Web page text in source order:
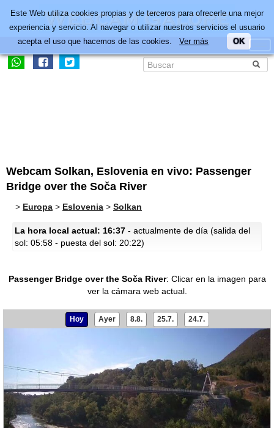
Webcam Solkan, Eslovenia en vivo: Passenger
Bridge over the Soča River
> Europa > Eslovenia > Solkan
La hora local actual: 16:37 - actualmente de día (salida del
sol: 05:58 - puesta del sol: 20:22)
Passenger Bridge over the Soča River: Clicar en la imagen para
ver la cámara web actual.
Hoy Ayer 8.8. 25.7. 24.7.
Este Web utiliza cookies propias y de terceros para ofrecerle una mejor
experiencia y servicio. Al navegar o utilizar nuestros servicios el usuario
acepta el uso que hacemos de las cookies. Ver más OK